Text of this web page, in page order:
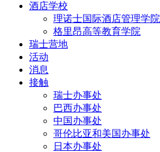
酒店学校
理诺士国际酒店管理学院
格里昂高等教育学院
瑞士营地
活动
消息
接触
瑞士办事处
巴西办事处
中国办事处
哥伦比亚和美国办事处
日本办事处